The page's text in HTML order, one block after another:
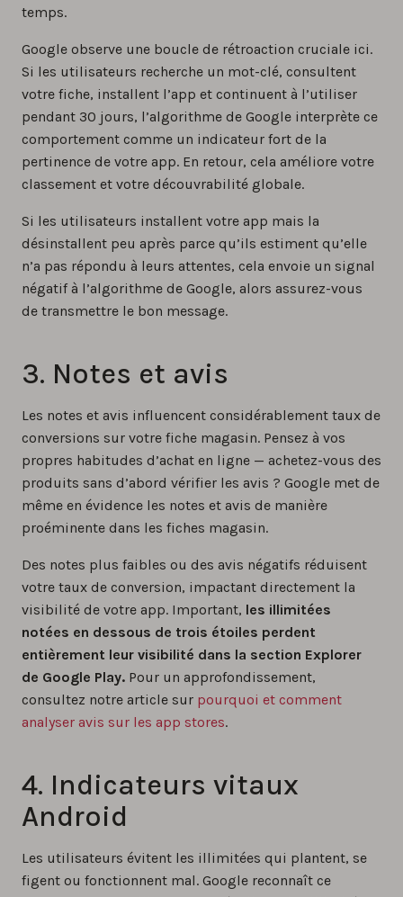
temps.
Google observe une boucle de rétroaction cruciale ici.
Si les utilisateurs recherche un mot-clé, consultent
votre fiche, installent l’app et continuent à l’utiliser
pendant 30 jours, l’algorithme de Google interprète ce
comportement comme un indicateur fort de la
pertinence de votre app. En retour, cela améliore votre
classement et votre découvrabilité globale.
Si les utilisateurs installent votre app mais la
désinstallent peu après parce qu’ils estiment qu’elle
n’a pas répondu à leurs attentes, cela envoie un signal
négatif à l’algorithme de Google, alors assurez-vous
de transmettre le bon message.
3. Notes et avis
Les notes et avis influencent considérablement taux de
conversions sur votre fiche magasin. Pensez à vos
propres habitudes d’achat en ligne — achetez-vous des
produits sans d’abord vérifier les avis ? Google met de
même en évidence les notes et avis de manière
proéminente dans les fiches magasin.
Des notes plus faibles ou des avis négatifs réduisent
votre taux de conversion, impactant directement la
visibilité de votre app. Important, les illimitées
notées en dessous de trois étoiles perdent
entièrement leur visibilité dans la section Explorer
de Google Play. Pour un approfondissement,
consultez notre article sur pourquoi et comment
analyser avis sur les app stores.
4. Indicateurs vitaux
Android
Les utilisateurs évitent les illimitées qui plantent, se
figent ou fonctionnent mal. Google reconnaît ce